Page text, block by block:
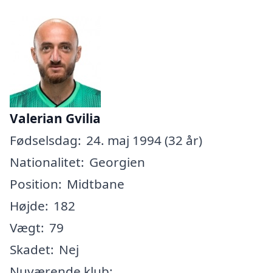
Valerian Gvilia
Fødselsdag: 24. maj 1994 (32 år)
Nationalitet: Georgien
Position: Midtbane
Højde: 182
Vægt: 79
Skadet: Nej